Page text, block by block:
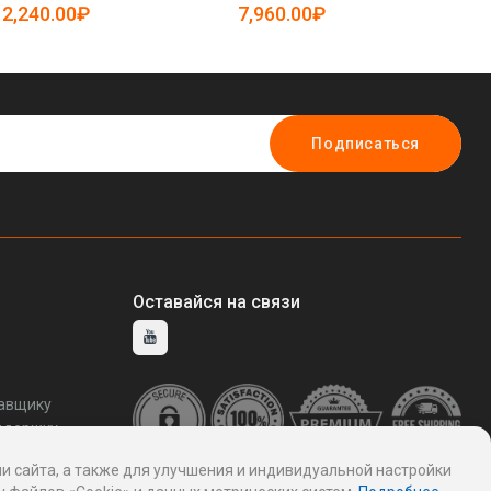
2,240.00₽ 7,960.00₽
Подписаться
Оставайся на связи
а также для улучшения и индивидуальной настройки